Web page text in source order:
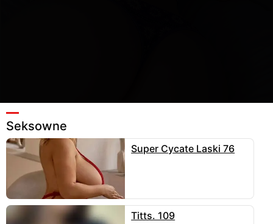
Wyślij Ulubione
enklawa25zamieścił fotkę
MB w kategoriiseksowne.
Seksowne
Super Cycate Laski 76
Titts. 109